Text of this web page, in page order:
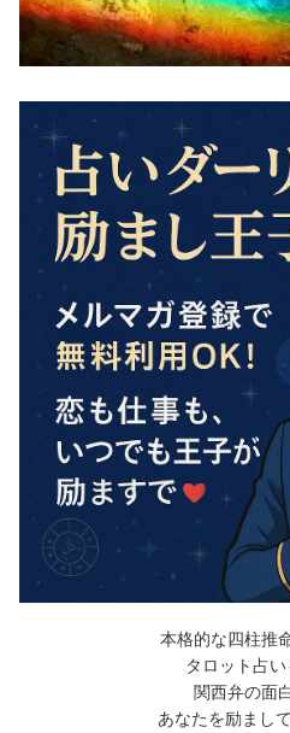
本格的な四柱推
タロット占
関西弁の面
あなたを励まし